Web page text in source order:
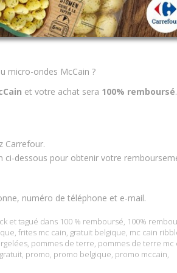
micro-ondes McCain ?
et votre achat sera 100% remboursé.
Carrefour.
ci-dessous pour obtenir votre
numéro de téléphone et e-mail.
et tagué dans 100 % remboursé, 100%
, frites mc cain, gratuit belgique, mc cain
, pommes de terre, pommes de terre mc
, promo, promo belgique, promo mccain,